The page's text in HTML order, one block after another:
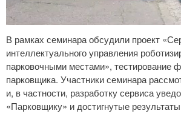
В рамках семинара обсудили проект
интеллектуального управления
парковочными местами», тестирование
парковщика. Участники семинара
и, в частности, разработку сервиса
«Парковщику» и достигнутые